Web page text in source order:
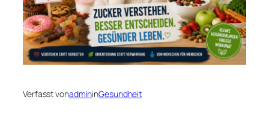
Verfasst vonadmininGesundheit